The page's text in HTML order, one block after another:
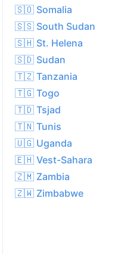
05:46 PM
Waxing
Crescent
21 22
🇸🇴 Somalia
🇸🇸 South Sudan
🇸🇭 St. Helena
🇸🇩 Sudan
🇹🇿 Tanzania
🇹🇬 Togo
🇹🇩 Tsjad
🇹🇳 Tunis
🇺🇬 Uganda
🇪🇭 Vest-Sahara
🇿🇲 Zambia
🇿🇼 Zimbabwe